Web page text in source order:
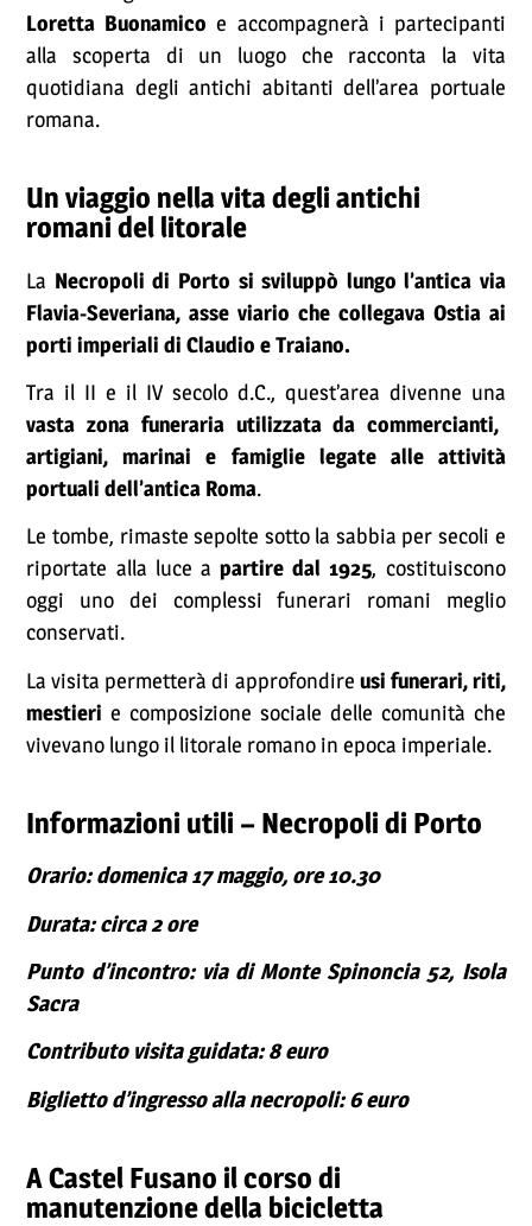
Loretta Buonamico e accompagnerà i partecipanti
alla scoperta di un luogo che racconta la vita
quotidiana degli antichi abitanti dell’area portuale
romana.
Un viaggio nella vita degli antichi
romani del litorale
La Necropoli di Porto si sviluppò lungo l’antica via
Flavia-Severiana, asse viario che collegava Ostia ai
porti imperiali di Claudio e Traiano.
Tra il II e il IV secolo d.C., quest’area divenne una
vasta zona funeraria utilizzata da commercianti,
artigiani, marinai e famiglie legate alle attività
portuali dell’antica Roma.
Le tombe, rimaste sepolte sotto la sabbia per secoli e
riportate alla luce a partire dal 1925, costituiscono
oggi uno dei complessi funerari romani meglio
conservati.
La visita permetterà di approfondire usi funerari, riti,
mestierie composizione sociale delle comunità che
vivevano lungo il litorale romano in epoca imperiale.
Informazioni utili – Necropoli di Porto
Orario: domenica 17 maggio, ore 10.30
Durata: circa 2 ore
Punto d’incontro: via di Monte Spinoncia 52, Isola
Sacra
Contributo visita guidata: 8 euro
Biglietto d’ingresso alla necropoli: 6 euro
A Castel Fusano il corso di
manutenzione della bicicletta